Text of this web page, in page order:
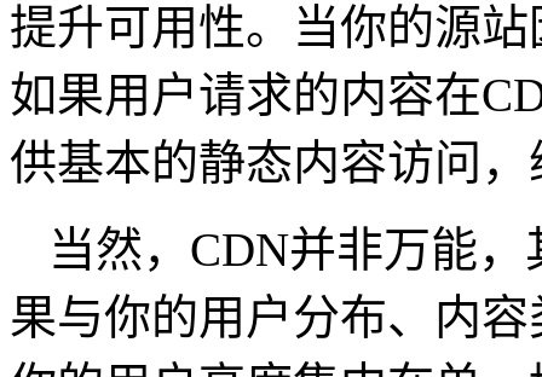
提升可用性。当你的源
如果用户请求的内容在
供基本的静态内容访问
当然， CDN并非万能，
果与你的用户分布、内